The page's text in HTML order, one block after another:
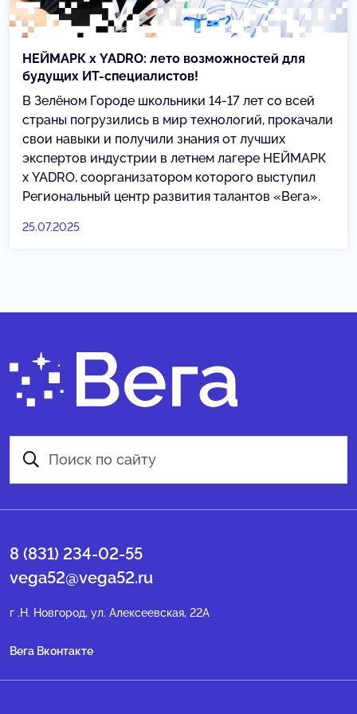
НЕЙМАРК х YADRO: лето возможностей для
будущих ИТ-специалистов!
В Зелёном Городе школьники 14-17 лет со всей
страны погрузились в мир технологий, прокачали
свои навыки и получили знания от лучших
экспертов индустрии в летнем лагере НЕЙМАРК
х YADRO, соорганизатором которого выступил
Региональный центр развития талантов «Вега».
25.07.2025
8 (831) 234-02-55
vega52@vega52.ru
г .Н. Новгород, ул. Алексеевская, 22А
Вега Вконтакте